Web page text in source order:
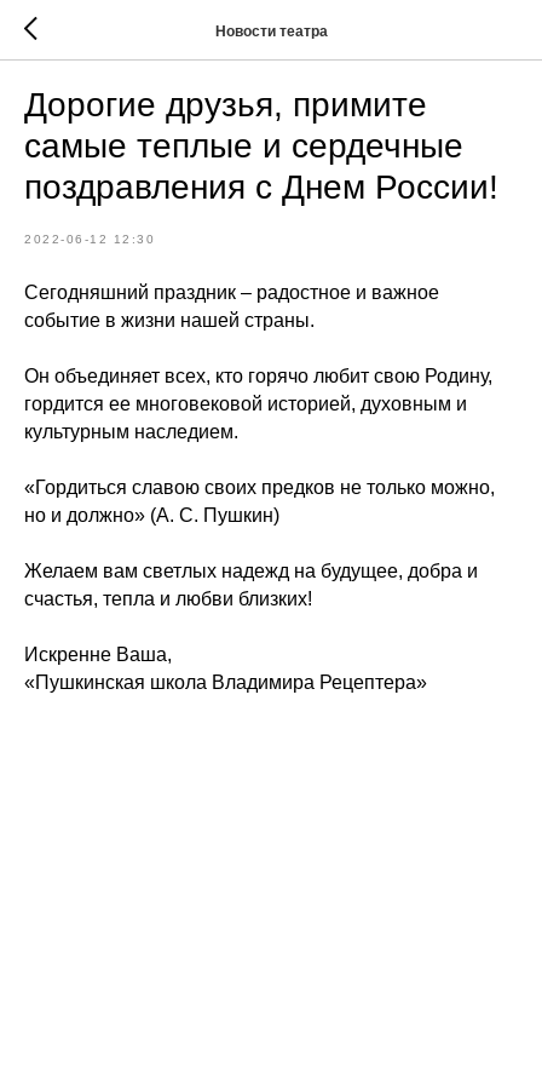
Новости театра
Дорогие друзья, примите
самые теплые и сердечные
поздравления с Днем России!
2022-06-12 12:30
Сегодняшний праздник – радостное и важное
событие в жизни нашей страны.
Он объединяет всех, кто горячо любит свою Родину,
гордится ее многовековой историей, духовным и
культурным наследием.
«Гордиться славою своих предков не только можно,
но и должно» (А. С. Пушкин)
Желаем вам светлых надежд на будущее, добра и
счастья, тепла и любви близких!
Искренне Ваша,
«Пушкинская школа Владимира Рецептера»